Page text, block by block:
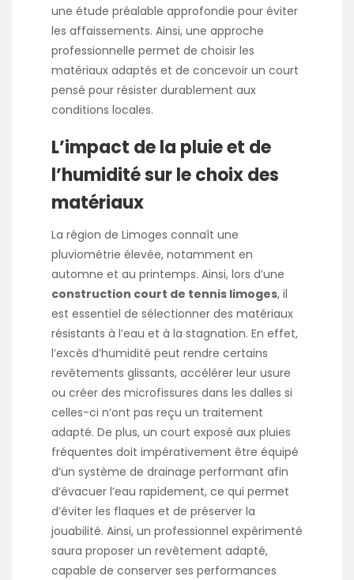
une étude préalable approfondie pour éviter
les affaissements. Ainsi, une approche
professionnelle permet de choisir les
matériaux adaptés et de concevoir un court
pensé pour résister durablement aux
conditions locales.
L’impact de la pluie et de
l’humidité sur le choix des
matériaux
La région de Limoges connaît une
pluviométrie élevée, notamment en
automne et au printemps. Ainsi, lors d’une
construction court de tennis limoges, il
est essentiel de sélectionner des matériaux
résistants à l’eau et à la stagnation. En effet,
l’excès d’humidité peut rendre certains
revêtements glissants, accélérer leur usure
ou créer des microfissures dans les dalles si
celles-ci n’ont pas reçu un traitement
adapté. De plus, un court exposé aux pluies
fréquentes doit impérativement être équipé
d’un système de drainage performant afin
d’évacuer l’eau rapidement, ce qui permet
d’éviter les flaques et de préserver la
jouabilité. Ainsi, un professionnel expérimenté
saura proposer un revêtement adapté,
capable de conserver ses performances